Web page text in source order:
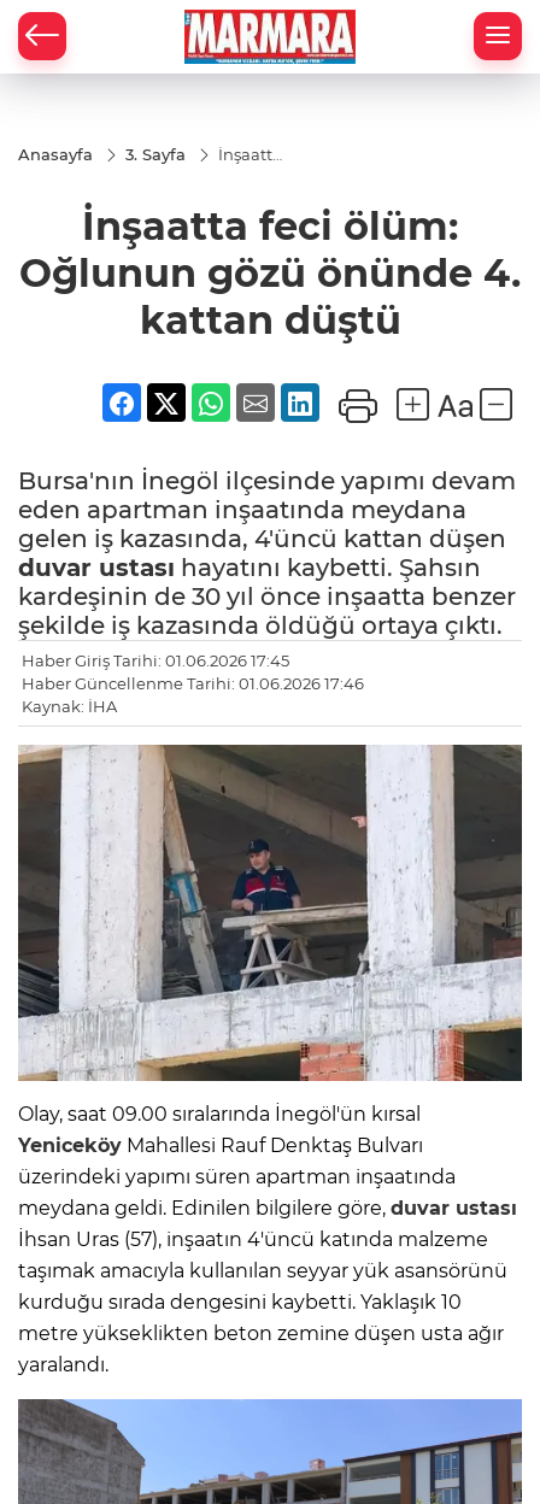
Anasayfa 3. Sayfa
İnşaatta
Oğlunun
gözü
4. kattan
düştü
İnşaatta feci ölüm:
Oğlunun gözü önünde 4.
kattan düştü
Bursa'nın İnegöl ilçesinde yapımı devam
eden apartman inşaatında meydana
gelen iş kazasında, 4'üncü kattan düşen
duvar ustası hayatını kaybetti. Şahsın
kardeşinin de 30 yıl önce inşaatta benzer
şekilde iş kazasında öldüğü ortaya çıktı.
Haber Giriş Tarihi: 01.06.2026 17:45
Haber Güncellenme Tarihi: 01.06.2026 17:46
Kaynak: İHA
Olay, saat 09.00 sıralarında İnegöl'ün kırsal
Yeniceköy Mahallesi Rauf Denktaş Bulvarı
üzerindeki yapımı süren apartman inşaatında
meydana geldi. Edinilen bilgilere göre, duvar ustası
İhsan Uras (57), inşaatın 4'üncü katında malzeme
taşımak amacıyla kullanılan seyyar yük asansörünü
kurduğu sırada dengesini kaybetti. Yaklaşık 10
metre yükseklikten beton zemine düşen usta ağır
yaralandı.